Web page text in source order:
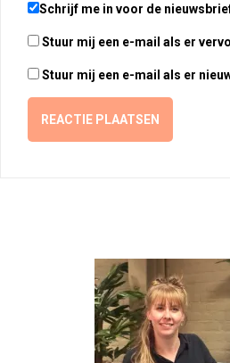
Schrijf me in voor de
Stuur mij een e-mail als er
Stuur mij een e-mail als er